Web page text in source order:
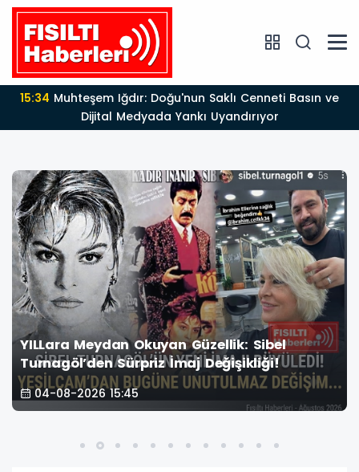
13:24Dünden Bugüne 25 Yıllık Devrim: Türkiye'nin
Kaderini Değiştiren Liderlik ve AK Parti Çağı
YILLara Meydan Okuyan Güzellik: Sibel
Turnagöl’den Sürpriz İmaj Değişikliği!
04-08-2026 15:45